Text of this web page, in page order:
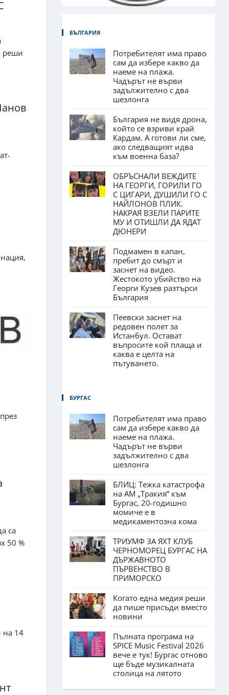
реши
са
50 %
на 14
БЪЛГАРИЯ
Потребителят има право
сам да избере какво да
наеме на плажа.
Чадърът не върви
задължително с два
шезлонга
България не видя дрона,
който се взриви край
Кардам. А готови ли сме,
ако следващият идва
към военна база?
ОБРЪСНАЛИ ВЕЖДИТЕ
НА ГЕОРГИ, ГОРИЛИ ГО
С ЦИГАРИ, ДУШИЛИ ГО С
НАЙЛОНОВ ПЛИК.
НАКРАЯ ВЗЕЛИ ПАРИТЕ
МУ И ОТИШЛИ ДА ЯДАТ
ДЮНЕРИ
Подмамен в капан,
пребит до смърт и
заснет на видео.
Жестокото убийство на
Георги Кузев разтърси
България
Пеевски заснет на
редовен полет за
Истанбул. Остават
въпросите кой плаща и
каква е целта на
пътуването.
БУРГАС
Потребителят има право
сам да избере какво да
наеме на плажа.
Чадърът не върви
задължително с два
шезлонга
БЛИЦ: Тежка катастрофа
на АМ „Тракия“ към
Бургас, 20-годишно
момиче е в
медикаментозна кома
ТРИУМФ ЗА ЯХТ КЛУБ
ЧЕРНОМОРЕЦ БУРГАС НА
ДЪРЖАВНОТО
ПЪРВЕНСТВО В
ПРИМОРСКО
Когато една медия реши
да пише присъди вместо
новини
Пълната програма на
SPICE Music Festival 2026
вече е тук! Бургас отново
ще бъде музикалната
столица на лятото